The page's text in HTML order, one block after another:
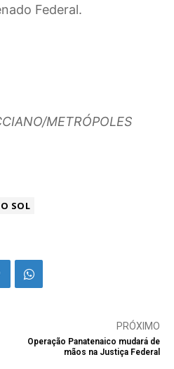
Federal.
METRÓPOLES
SOL
PRÓXIMO
Operação Panatenaico mudará de
mãos na Justiça Federal